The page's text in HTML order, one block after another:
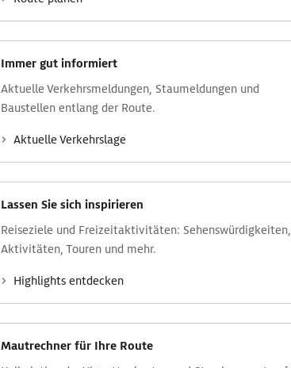
Immer gut informiert
Aktuelle Verkehrs­meldungen, Stau­meldungen und
Baustellen entlang der Route.
Aktuelle Verkehrs­lage
Lassen Sie sich inspirieren
Reise­ziele und Freizeit­aktivitäten: Sehens­würdig­keiten,
Aktivitäten, Touren und mehr.
Highlights entdecken
Mautrechner für Ihre Route